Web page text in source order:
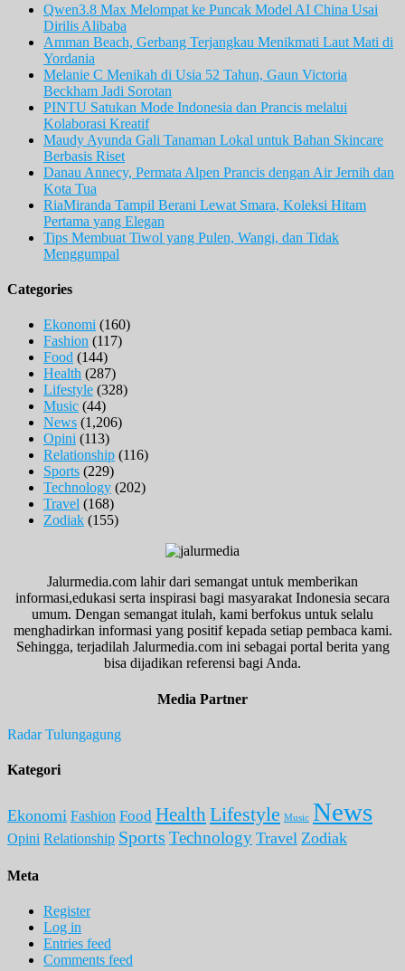
Qwen3.8 Max Melompat ke Puncak Model AI China Usai
Dirilis Alibaba
Amman Beach, Gerbang Terjangkau Menikmati Laut Mati di
Yordania
Melanie C Menikah di Usia 52 Tahun, Gaun Victoria
Beckham Jadi Sorotan
PINTU Satukan Mode Indonesia dan Prancis melalui
Kolaborasi Kreatif
Maudy Ayunda Gali Tanaman Lokal untuk Bahan Skincare
Berbasis Riset
Danau Annecy, Permata Alpen Prancis dengan Air Jernih dan
Kota Tua
RiaMiranda Tampil Berani Lewat Smara, Koleksi Hitam
Pertama yang Elegan
Tips Membuat Tiwol yang Pulen, Wangi, dan Tidak
Menggumpal
Categories
Ekonomi (160)
Fashion (117)
Food (144)
Health (287)
Lifestyle (328)
Music (44)
News (1,206)
Opini (113)
Relationship (116)
Sports (229)
Technology (202)
Travel (168)
Zodiak (155)
Jalurmedia.com lahir dari semangat untuk memberikan
informasi,edukasi serta inspirasi bagi masyarakat Indonesia secara
umum. Dengan semangat itulah, kami berfokus untuk selalu
menghadirkan informasi yang positif kepada setiap pembaca kami.
Sehingga, terjadilah Jalurmedia.com ini sebagai portal berita yang
bisa dijadikan referensi bagi Anda.
Media Partner
Radar Tulungagung
Kategori
Ekonomi Fashion Food Health Lifestyle Music News
Opini Relationship Sports Technology Travel Zodiak
Meta
Register
Log in
Entries feed
Comments feed